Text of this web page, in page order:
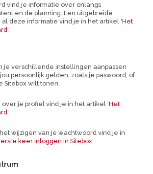
vind je informatie over onlangs
en de planning. Een uitgebreide
al deze informatie vind je in het artikel 'Het
'.
je verschillende instellingen aanpassen
persoonlijk gelden, zoals je paswoord, of
Sitebox wilt tonen.
je profiel vind je in het artikel 'Het
'.
wijzigen van je wachtwoord vind je in
keer inloggen in Sitebox'.